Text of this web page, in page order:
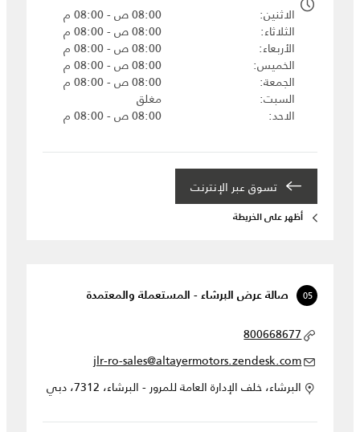
الاثنين
08:00 ص - 08:00 م
الثلاثاء
08:00 ص - 08:00 م
الأربعاء
08:00 ص - 08:00 م
الخميس
08:00 ص - 08:00 م
الجمعة
08:00 ص - 08:00 م
السبت
مغلق
الاحد
08:00 ص - 08:00 م
تسوق عبر الإنترنت
أظهر على الخريطة
05 صالة عرض البرشاء - المستعملة والمعتمدة
800668677
jlr-ro-sales@altayermotors.zendesk.com
البرشاء، خلف الإدارة العامة للمرور - البرشاء، 7312، دبي